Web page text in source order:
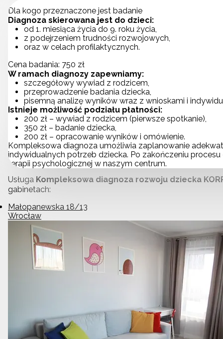
Dla kogo przeznaczone jest badanie
Diagnoza skierowana jest do dzieci:
od 1. miesiąca życia do 9. roku życia,
z podejrzeniem trudności rozwojowych,
oraz w celach profilaktycznych.
Cena badania: 750 zł
W ramach diagnozy zapewniamy:
szczegółowy wywiad z rodzicem,
przeprowadzenie badania dziecka,
pisemną analizę wyników wraz z wnioskami i
Istnieje możliwość podziału płatności:
200 zł – wywiad z rodzicem (pierwsze spotkanie),
350 zł – badanie dziecka,
200 zł – opracowanie wyników i omówienie.
Kompleksowa diagnoza umożliwia zaplanowanie
indywidualnych potrzeb dziecka. Po zakończeniu
terapii psychologicznej w naszym centrum.
Usługa Kompleksowa diagnoza rozwoju dziecka
gabinetach:
Małopanewska 18/13
Wrocław